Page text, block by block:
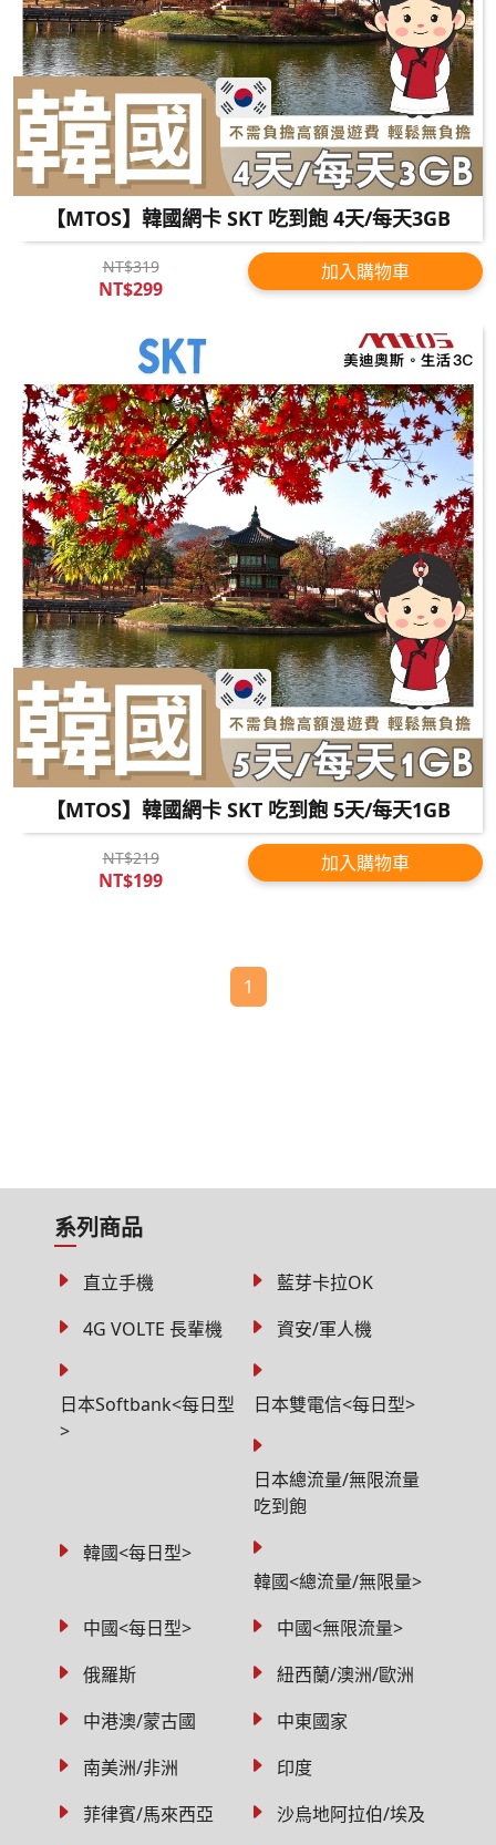
【MTOS】韓國網卡 SKT 吃到飽 4天/每天3GB
NT$319
NT$299
加入購物車
【MTOS】韓國網卡 SKT 吃到飽 5天/每天1GB
NT$219
NT$199
加入購物車
1
系列商品
直立手機
藍芽卡拉OK
4G VOLTE 長輩機
資安/軍人機
日本Softbank<每日型
>
日本雙電信<每日型>
日本總流量/無限流量
吃到飽
韓國<每日型>
韓國<總流量/無限量>
中國<每日型>
中國<無限流量>
俄羅斯
紐西蘭/澳洲/歐洲
中港澳/蒙古國
中東國家
南美洲/非洲
印度
菲律賓/馬來西亞
沙烏地阿拉伯/埃及